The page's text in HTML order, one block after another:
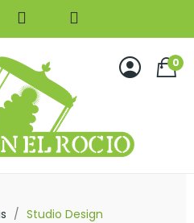
0
Studio Design